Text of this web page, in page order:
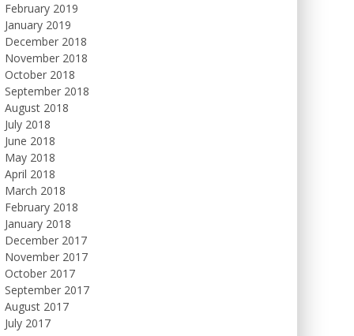
February 2019
January 2019
December 2018
November 2018
October 2018
September 2018
August 2018
July 2018
June 2018
May 2018
April 2018
March 2018
February 2018
January 2018
December 2017
November 2017
October 2017
September 2017
August 2017
July 2017